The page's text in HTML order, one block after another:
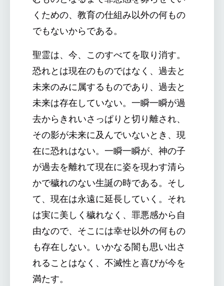
くための、教育の仕組み以外の何もの
でもないからである。
聖霊は、今、このすべてを取り消す。
恐れとは現在のものではなく、過去と
未来のみに属するものであり、過去と
未来は存在していない。一瞬一瞬が過
去からきれいさっぱりと切り離され、
その影が未来に及んでいないとき、現
在に恐れはない。一瞬一瞬が、神の子
が過去を離れて現在に姿を現わす清ら
かで穢れのない生誕の時である。そし
て、現在は永遠に延長していく。それ
は実に美しく穢れなく、罪悪感から自
由なので、そこには幸せ以外の何もの
も存在しない。いかなる闇も思い出さ
れることはなく、不滅性と喜びが今を
満たす。